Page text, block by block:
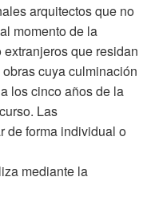
arquitectos que no
momento de la
que residan
cuya culminación
los cinco años de la
Las
de forma individual o
mediante la